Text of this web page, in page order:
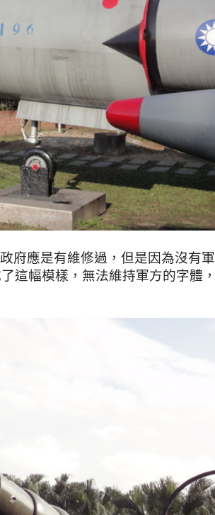
府應是有維修過 ，但是因為沒有軍
了這幅模樣 ，無法維持軍方的字體 ，